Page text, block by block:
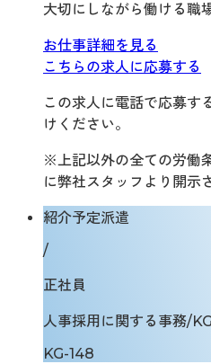
大切にしながら働ける職
お仕事詳細を見る
こちらの求人に応募する
この求人に電話で応募す
けください。
※上記以外の全ての労働
に弊社スタッフより開示
紹介予定派遣
/
正社員
人事採用に関する事務/
KG-148